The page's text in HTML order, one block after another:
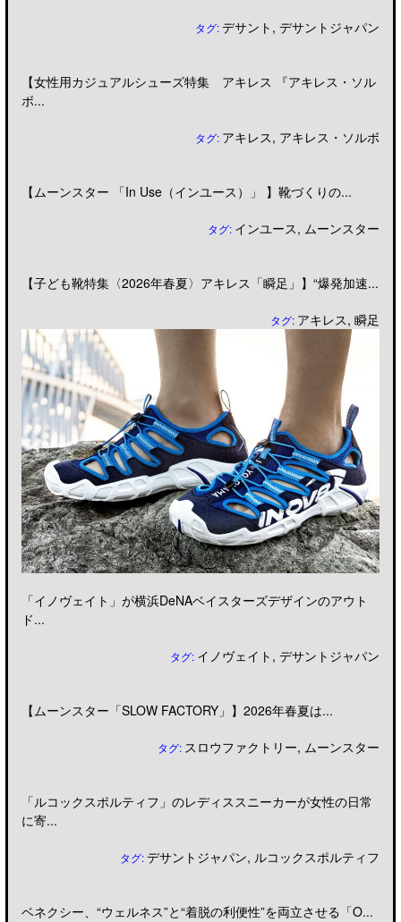
タグ:デサント ,デサントジャパン
【女性用カジュアルシューズ特集 アキレス 『アキレス・ソル
ボ...
タグ: アキレス, アキレス・ソルボ
【ムーンスター 「In Use（インユース）」 】靴づくりの...
タグ: インユース, ムーンスター
【子ども靴特集〈2026年春夏〉アキレス「瞬足」】“爆発加速...
タグ: アキレス,瞬足
「イノヴェイト」が横浜DeNAベイスターズデザインのアウト
ド...
タグ: イノヴェイト ,デサントジャパン
【ムーンスター「SLOW FACTORY」】2026年春夏は...
タグ: スロウファクトリー, ムーンスター
「ルコックスポルティフ」のレディススニーカーが女性の日常
に寄...
タグ:デサントジャパン, ルコックスポルティフ
ベネクシー、“ウェルネス”と“着脱の利便性”を両立させる「O...